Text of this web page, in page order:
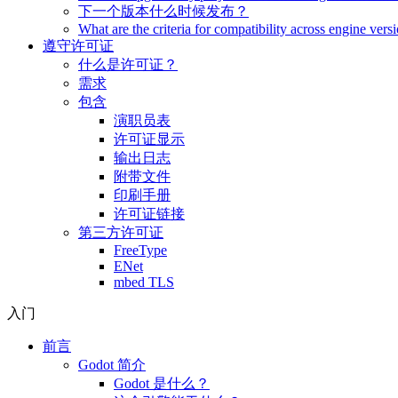
下一个版本什么时候发布？
What are the criteria for compatibility across engine
遵守许可证
什么是许可证？
需求
包含
演职员表
许可证显示
输出日志
附带文件
印刷手册
许可证链接
第三方许可证
FreeType
ENet
mbed TLS
入门
前言
Godot 简介
Godot 是什么？